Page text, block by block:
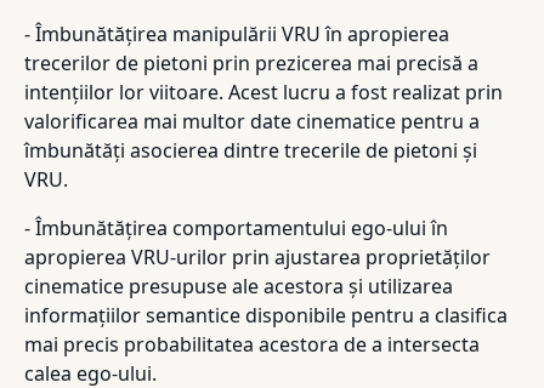
- Îmbunătățirea manipulării VRU în apropierea
trecerilor de pietoni prin prezicerea mai precisă a
intențiilor lor viitoare. Acest lucru a fost realizat prin
valorificarea mai multor date cinematice pentru a
îmbunătăți asocierea dintre trecerile de pietoni și
VRU.
- Îmbunătățirea comportamentului ego-ului în
apropierea VRU-urilor prin ajustarea proprietăților
cinematice presupuse ale acestora și utilizarea
informațiilor semantice disponibile pentru a clasifica
mai precis probabilitatea acestora de a intersecta
calea ego-ului.